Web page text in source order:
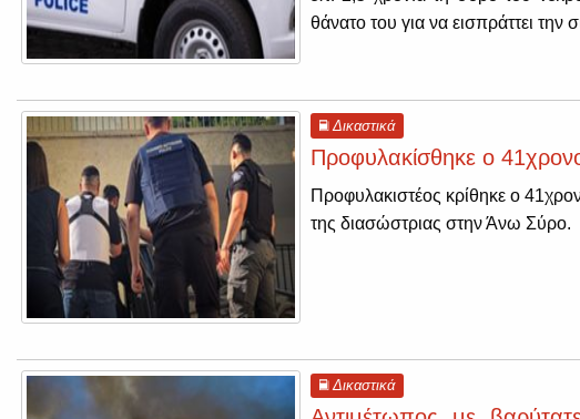
θάνατο του για να εισπράττει την
Δικαστικά
Προφυλακίσθηκε ο
Προφυλακιστέος κρίθηκε ο
της διασώστριας στην Άνω Σύρο.
Δικαστικά